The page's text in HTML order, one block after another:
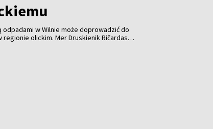
w Wilnie może doprowadzić do
olickim. Mer Druskienik Ričardas